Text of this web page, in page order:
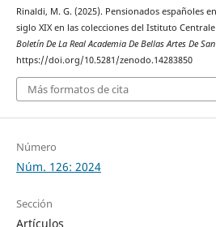
Rinaldi, M. G. (2025). Pensionados españoles
siglo XIX en las colecciones del Istituto
Boletín De La Real Academia De Bellas Artes De
https://doi.org/10.5281/zenodo.14283850
Más formatos de cita
Número
Núm. 126: 2024
Sección
Artículos